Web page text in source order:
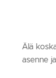
Älä
asenne